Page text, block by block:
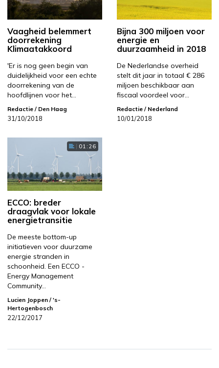
Vaagheid belemmert
doorrekening
Klimaatakkoord
'Er is nog geen begin van
duidelijkheid voor een echte
doorrekening van de
hoofdlijnen voor het…
Redactie / Den Haag
31/10/2018
Bijna 300 miljoen voor
energie en
duurzaamheid in 2018
De Nederlandse overheid
stelt dit jaar in totaal € 286
miljoen beschikbaar aan
fiscaal voordeel voor…
Redactie / Nederland
10/01/2018
01:26
ECCO: breder
draagvlak voor lokale
energietransitie
De meeste bottom-up
initiatieven voor duurzame
energie stranden in
schoonheid. Een ECCO -
Energy Management
Community…
Lucien Joppen / 's-
Hertogenbosch
22/12/2017